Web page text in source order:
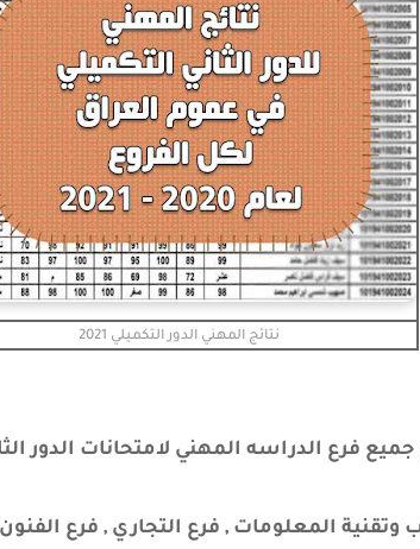
نتائج المهني الدور التكميلي 2021
فرع الدراسه المهني لامتحانات الدور
وتقنية المعلومات , فرع التجاري , فرع